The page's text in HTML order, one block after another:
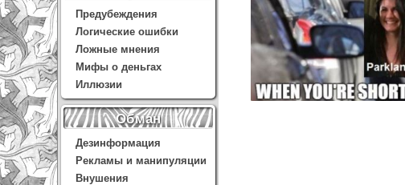
Предубеждения
Логические ошибки
Ложные мнения
Мифы о деньгах
Иллюзии
Обман
Дезинформация
Рекламы и манипуляции
Внушения